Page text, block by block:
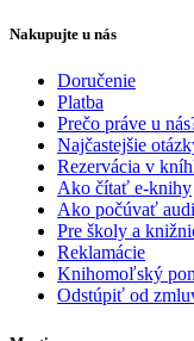
Nakupujte u nás
Doručenie
Platba
Prečo práve u
Najčastejšie
Rezervácia v
Ako čítať e-knihy
Ako počúvať
Pre školy a
Reklamácie
Knihomoľský
Odstúpiť od